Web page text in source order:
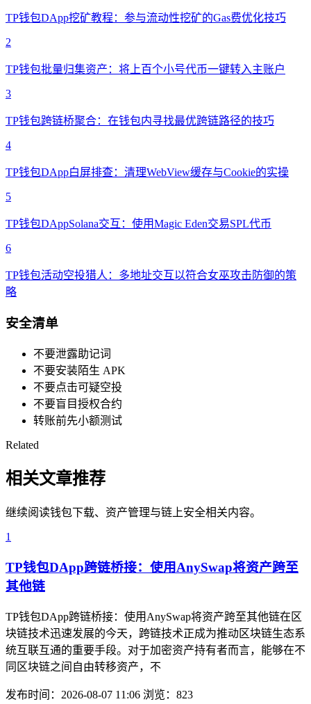
TP钱包DApp挖矿教程：参与流动性挖矿的Gas费优化技巧
2
TP钱包批量归集资产：将上百个小号代币一键转入主账户
3
TP钱包跨链桥聚合：在钱包内寻找最优跨链路径的技巧
4
TP钱包DApp白屏排查：清理WebView缓存与Cookie的实操
5
TP钱包DAppSolana交互：使用Magic Eden交易SPL代币
6
TP钱包活动空投猎人：多地址交互以符合女巫攻击防御的策
略
安全清单
不要泄露助记词
不要安装陌生 APK
不要点击可疑空投
不要盲目授权合约
转账前先小额测试
Related
相关文章推荐
继续阅读钱包下载、资产管理与链上安全相关内容。
1
TP钱包DApp跨链桥接：使用AnySwap将资产跨至
其他链
TP钱包DApp跨链桥接：使用AnySwap将资产跨至其他链在区
块链技术迅速发展的今天，跨链技术正成为推动区块链生态系
统互联互通的重要手段。对于加密资产持有者而言，能够在不
同区块链之间自由转移资产，不
发布时间：2026-08-07 11:06 浏览：823